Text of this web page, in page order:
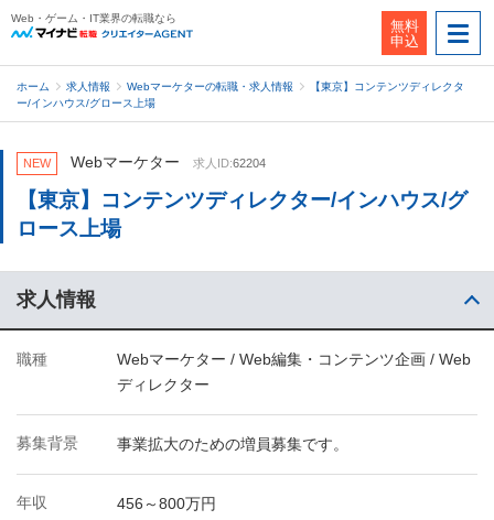
Web・ゲーム・IT業界の転職なら
無料
申込
ホーム 求人情報 Webマーケターの転職・求人情報
【東京】コンテンツディレクタ
ー/インハウス/グロース上場
NEW Webマーケター 求人ID:62204
【東京】コンテンツディレクター/インハウス/グ
ロース上場
求人情報
職種
Webマーケター / Web編集・コンテンツ企画 / Web
ディレクター
募集背景 事業拡大のための増員募集です。
年収
456～800万円